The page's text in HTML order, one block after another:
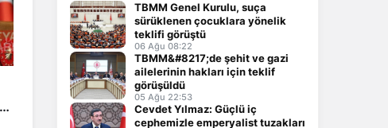
TBMM Genel Kurulu, suça
sürüklenen çocuklara yönelik
teklifi görüştü
06 Ağu 08:22
TBMM&#8217;de şehit ve gazi
ailelerinin hakları için teklif
görüşüldü
05 Ağu 22:53
Cevdet Yılmaz: Güçlü iç
cephemizle emperyalist tuzakları